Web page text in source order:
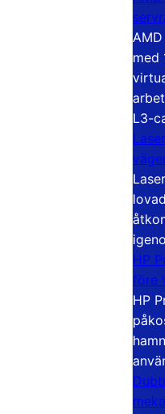
med
L3-
HP
före
HP